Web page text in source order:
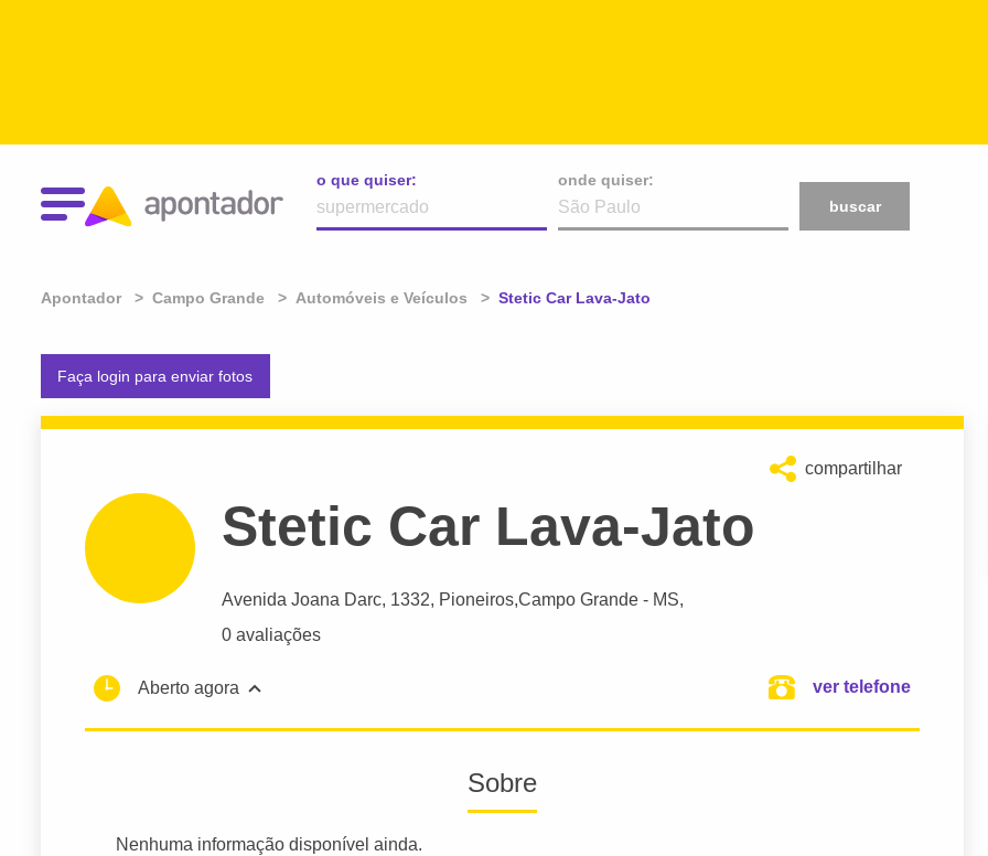
o que quiser:
onde quiser:
buscar
Apontador Campo Grande Automóveis e Veículos Atual:
Stetic Car Lava-Jato
Faça login para enviar fotos
compartilhar
Stetic Car Lava-Jato
Avenida Joana Darc, 1332, Pioneiros,Campo Grande - MS,
0 avaliações
Aberto agora ver telefone
Sobre
Nenhuma informação disponível ainda.